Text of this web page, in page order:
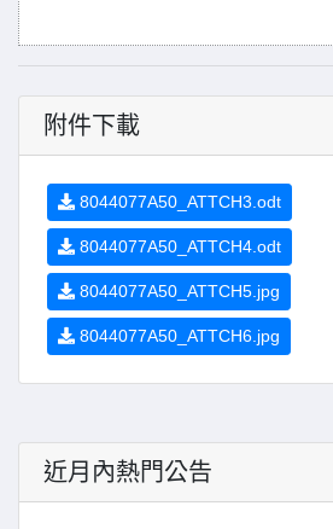
附件下載
8044077A50_ATTCH3.odt
8044077A50_ATTCH4.odt
8044077A50_ATTCH5.jpg
8044077A50_ATTCH6.jpg
近月內熱門公告